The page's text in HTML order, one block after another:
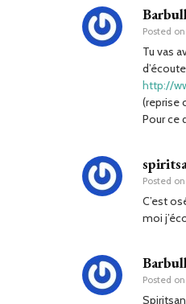
Posted on
Tu vas
http://
(reprise
Pour ce
Posted on
C’est
moi
Posted on